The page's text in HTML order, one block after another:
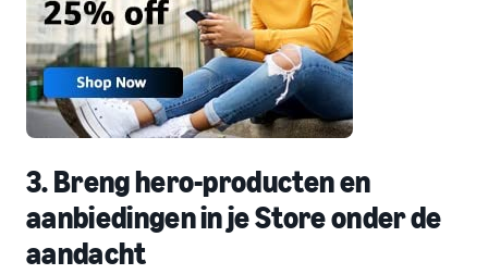
3. Breng hero-producten en
aanbiedingen in je Store onder de
aandacht